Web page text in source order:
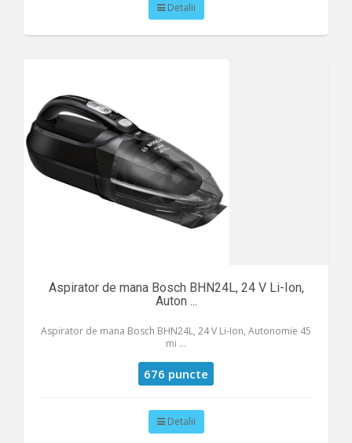
Detalii
Aspirator de mana Bosch BHN24L, 24 V Li-Ion,
Auton ...
Aspirator de mana Bosch BHN24L, 24 V Li-Ion, Autonomie 45
mi ...
676 puncte
Detalii